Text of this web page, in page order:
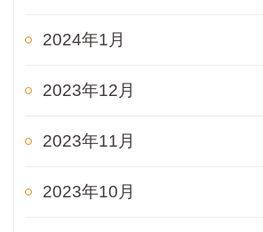
2024年1月
2023年12月
2023年11月
2023年10月